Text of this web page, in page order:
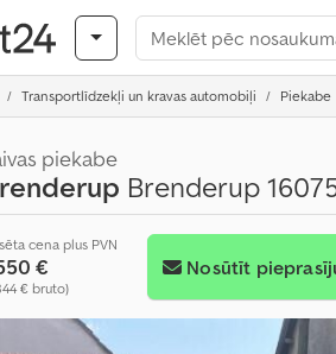
Transportlīdzekļi un kravas automobiļi Piekabe
piekabe
Brenderup
cena plus PVN
€
€ bruto)
Nosūtīt